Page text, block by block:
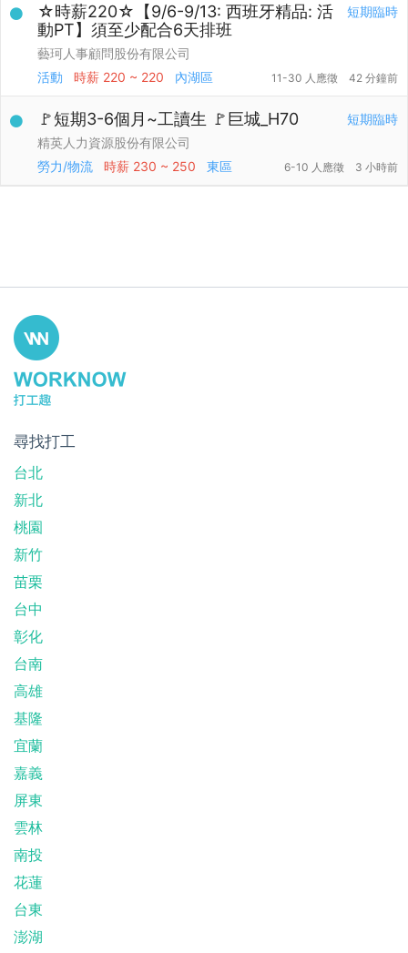
短期臨時
☆時薪220☆【9/6-9/13: 西班牙精品: 活
動PT】須至少配合6天排班
藝珂人事顧問股份有限公司
活動
時薪 220 ~ 220 內湖區 11-30 人應徵 42 分鐘前
短期臨時
🚩短期3-6個月~工讀生 🚩巨城_H70
精英人力資源股份有限公司
勞力/物流
時薪 230 ~ 250 東區 6-10 人應徵 3 小時前
尋找打工
台北
新北
桃園
新竹
苗栗
台中
彰化
台南
高雄
基隆
宜蘭
嘉義
屏東
雲林
南投
花蓮
台東
澎湖